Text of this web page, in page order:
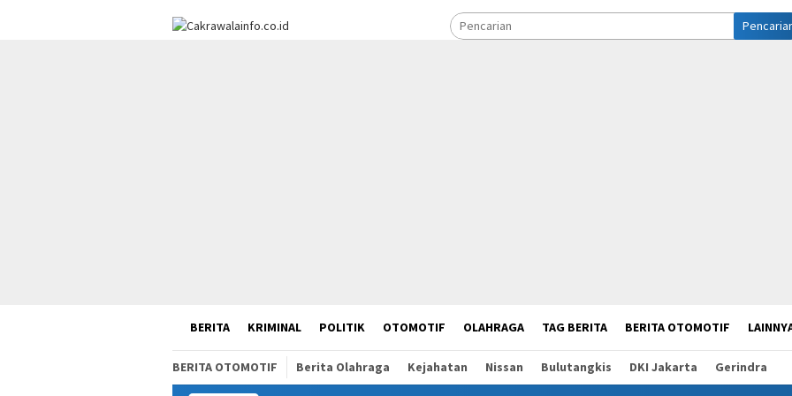
HOMEBERITA KRIMINAL POLITIK OTOMOTIF OLAHRAGA TAG BERITA BERITA OTOMOTIF
BERITA OTOMOTIF Berita Olahraga Kejahatan Nissan Bulutangkis DKI Jakarta Gerindra